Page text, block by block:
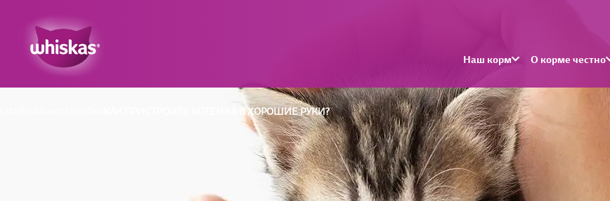
Наш корм О корме честно
КАК ПРИСТРОИТЬ КОТЕНКА В ХОРОШИЕ РУКИ?